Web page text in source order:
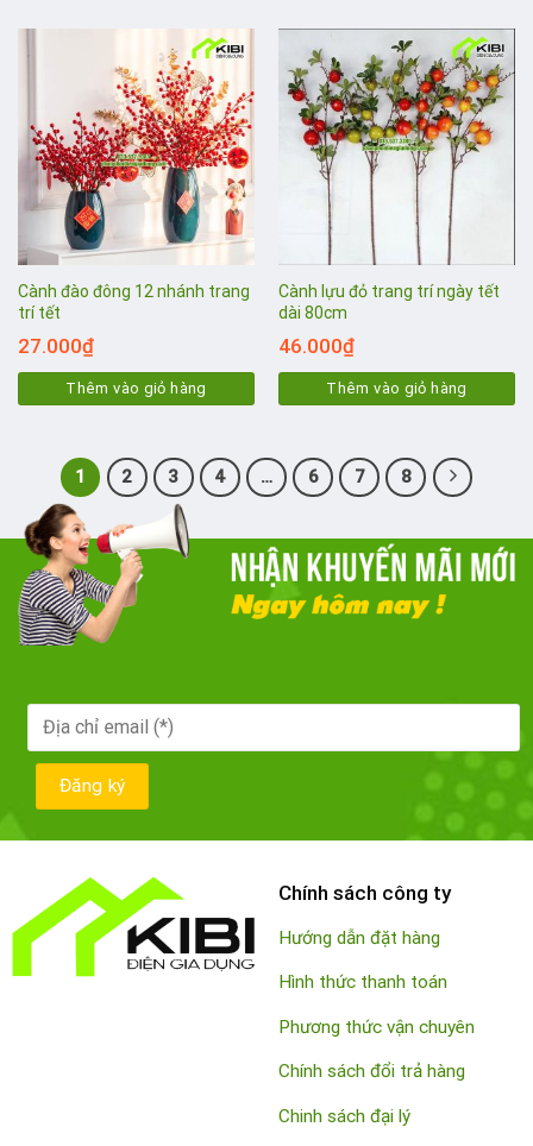
Cành đào đông 12 nhánh trang
trí tết
27.000₫
Thêm vào giỏ hàng
Cành lựu đỏ trang trí ngày tết
dài 80cm
46.000₫
Thêm vào giỏ hàng
1 2 3 4 … 6 7 8
Chính sách công ty
Hướng dẫn đặt hàng
Hình thức thanh toán
Phương thức vận chuyên
Chính sách đổi trả hàng
Chinh sách đại lý